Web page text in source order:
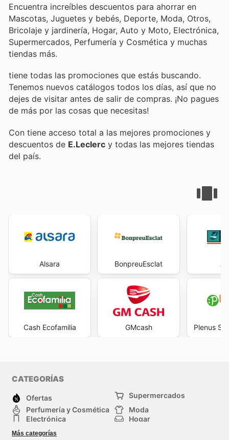
Encuentra increíbles descuentos para ahorrar en
Mascotas, Juguetes y bebés, Deporte, Moda, Otros,
Bricolaje y jardinería, Hogar, Auto y Moto, Electrónica,
Supermercados, Perfumería y Cosmética y muchas
tiendas más.
tiene todas las promociones que estás buscando.
Tenemos nuevos catálogos todos los días, así que no
dejes de visitar antes de salir de compras. ¡No pagues
de más por las cosas que necesitas!
Con tiene acceso total a las mejores promociones y
descuentos de E.Leclerc y todas las mejores tiendas
del país.
Alsara
Cash Ecofamilia
BonpreuEsclat
GMcash Plenus
CATEGORÍAS
Ofertas
Supermercados
Perfumería y Cosmética
Moda
Electrónica
Hogar
Deporte
Juguetes y bebés
Más categorías